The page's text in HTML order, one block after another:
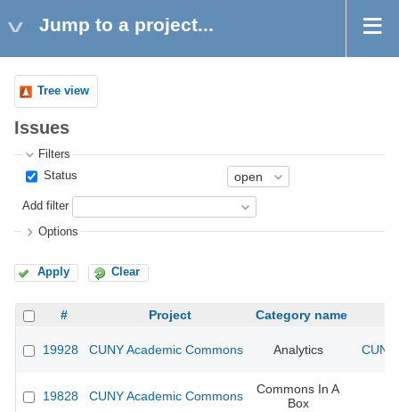
Jump to a project...
Tree view
Issues
Filters
Status
Add filter
Options
Apply Clear
# Project Category name
19928 CUNY Academic Commons Analytics
19828 CUNY Academic Commons
Commons In A
Box